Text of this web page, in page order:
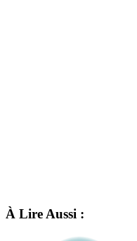
À Lire Aussi :